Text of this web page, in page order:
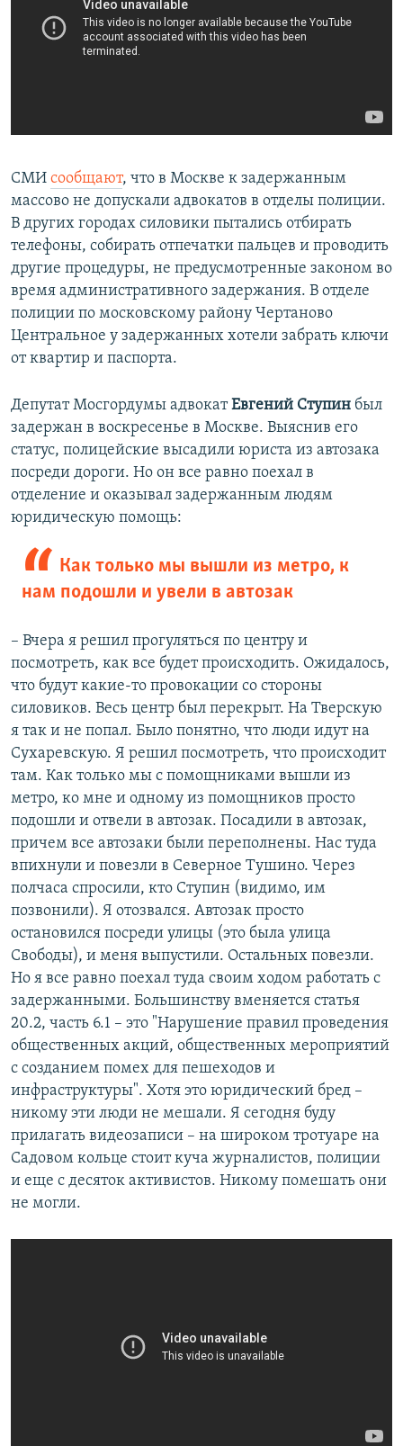
СМИ сообщают, что в Москве к задержанным
массово не допускали адвокатов в отделы полиции.
В других городах силовики пытались отбирать
телефоны, собирать отпечатки пальцев и проводить
другие процедуры, не предусмотренные законом во
время административного задержания. В отделе
полиции по московскому району Чертаново
Центральное у задержанных хотели забрать ключи
от квартир и паспорта.
Депутат Мосгордумы адвокатЕвгений Ступин был
задержан в воскресенье в Москве. Выяснив его
статус, полицейские высадили юриста из автозака
посреди дороги. Но он все равно поехал в
отделение и оказывал задержанным людям
юридическую помощь:
Как только мы вышли из метро, к
нам подошли и увели в автозак
– Вчера я решил прогуляться по центру и
посмотреть, как все будет происходить. Ожидалось,
что будут какие-то провокации со стороны
силовиков. Весь центр был перекрыт. На Тверскую
я так и не попал. Было понятно, что люди идут на
Сухаревскую. Я решил посмотреть, что происходит
там. Как только мы с помощниками вышли из
метро, ко мне и одному из помощников просто
подошли и отвели в автозак. Посадили в автозак,
причем все автозаки были переполнены. Нас туда
впихнули и повезли в Северное Тушино. Через
полчаса спросили, кто Ступин (видимо, им
позвонили). Я отозвался. Автозак просто
остановился посреди улицы (это была улица
Свободы), и меня выпустили. Остальных повезли.
Но я все равно поехал туда своим ходом работать с
задержанными. Большинству вменяется статья
20.2, часть 6.1 – это "Нарушение правил проведения
общественных акций, общественных мероприятий
с созданием помех для пешеходов и
инфраструктуры". Хотя это юридический бред –
никому эти люди не мешали. Я сегодня буду
прилагать видеозаписи – на широком тротуаре на
Садовом кольце стоит куча журналистов, полиции
и еще с десяток активистов. Никому помешать они
не могли.